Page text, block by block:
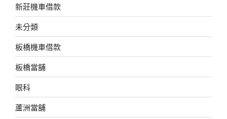
新莊機車借款
未分類
板橋機車借款
板橋當舖
眼科
蘆洲當舖